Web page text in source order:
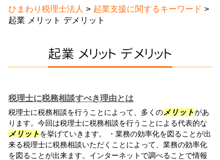
ひまわり税理士法人 > 起業支援に関するキーワード >
起業 メリット デメリット
起業 メリット デメリット
税理士に税務相談すべき理由とは
税理士に税務相談を行うことによって、多くのメリットがあ
ります。今回は税理士に税務相談を行うことによる代表的な
メリット を挙げていきます。 ・業務の効率化を図ることが出
来る税理士に税務相談いただくことによって、業務の効率化
を図ることが出来ます。インターネットで調べることで情報